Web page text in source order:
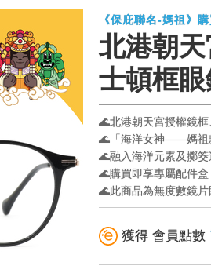
《保庇聯名-媽祖》
北港朝
士頓框
🌊北港朝天宮授權鏡
🌊「海洋女神——媽祖
🌊融入海洋元素及擲
🌊購買即享專屬配件
🌊此商品為無度數鏡
獲得 會員點數